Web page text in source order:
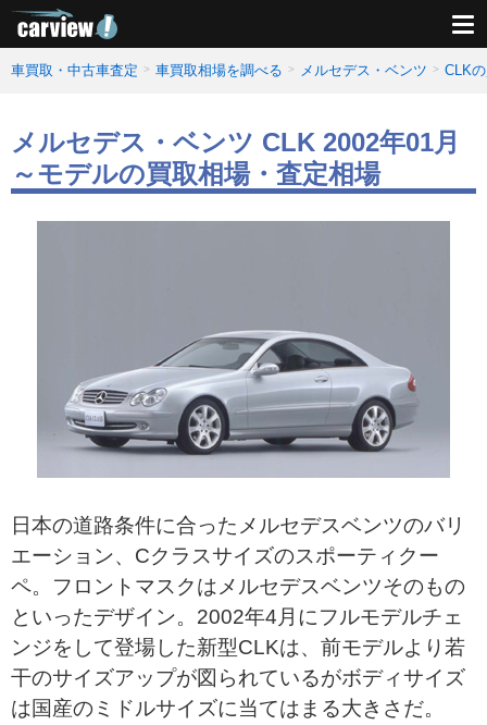
車買取・中古車査定 車買取相場を調べる メルセデス・ベンツ CLK
メルセデス・ベンツ CLK 2002年01月
～モデルの買取相場・査定相場
日本の道路条件に合ったメルセデスベンツのバリ
エーション、Cクラスサイズのスポーティクー
ペ。フロントマスクはメルセデスベンツそのもの
といったデザイン。2002年4月にフルモデルチェ
ンジをして登場した新型CLKは、前モデルより若
干のサイズアップが図られているがボディサイズ
は国産のミドルサイズに当てはまる大きさだ。